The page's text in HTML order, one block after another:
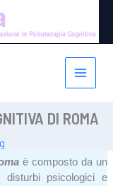
DI ROMA
è composto da un
disturbi psicologici e